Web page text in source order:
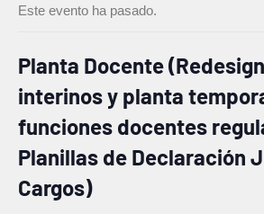
Este evento ha pasado.
Planta Docente
interinos y planta
funciones docentes
Planillas de Declaración
Cargos)